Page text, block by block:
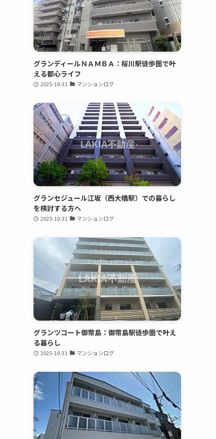
グランディールＮＡＭＢＡ：桜川駅徒歩圏で叶
える都心ライフ
2025-10-31 マンションログ
グランセジュール江坂（西大橋駅）での暮らし
を検討する方へ
2025-10-31 マンションログ
グランツコート御幣島：御幣島駅徒歩圏で叶え
る暮らし
2025-10-31 マンションログ